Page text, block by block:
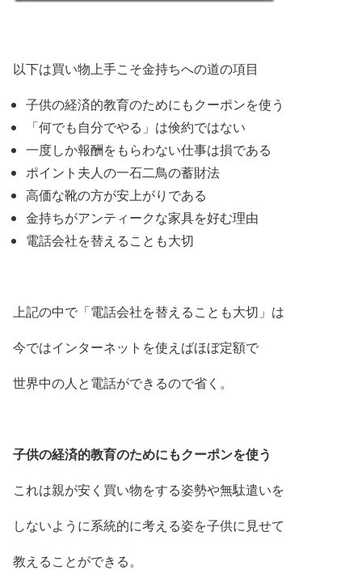
以下は買い物上手こそ金持ちへの道の項目
子供の経済的教育のためにもクーポンを使う
「何でも自分でやる」は倹約ではない
一度しか報酬をもらわない仕事は損である
ポイント夫人の一石二鳥の蓄財法
高価な靴の方が安上がりである
金持ちがアンティークな家具を好む理由
電話会社を替えることも大切
上記の中で「電話会社を替えることも大切」は
今ではインターネットを使えばほぼ定額で
世界中の人と電話ができるので省く。
子供の経済的教育のためにもクーポンを使う
これは親が安く買い物をする姿勢や無駄遣いを
しないように系統的に考える姿を子供に見せて
教えることができる。